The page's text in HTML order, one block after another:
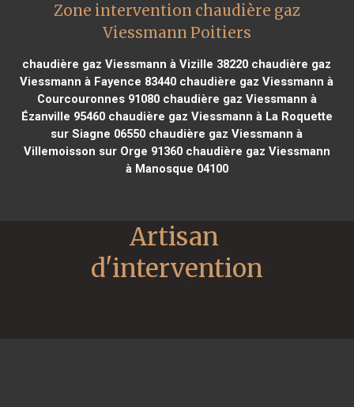
Zone intervention chaudière gaz
Viessmann Poitiers
chaudière gaz Viessmann à Vizille 38220 chaudière gaz
Viessmann à Fayence 83440 chaudière gaz Viessmann à
Courcouronnes 91080chaudière gaz Viessmann à
Ézanville 95460chaudière gaz Viessmann à La Roquette
sur Siagne 06550 chaudière gaz Viessmann à
Villemoisson sur Orge 91360chaudière gaz Viessmann
à Manosque 04100
Artisan
d'intervention